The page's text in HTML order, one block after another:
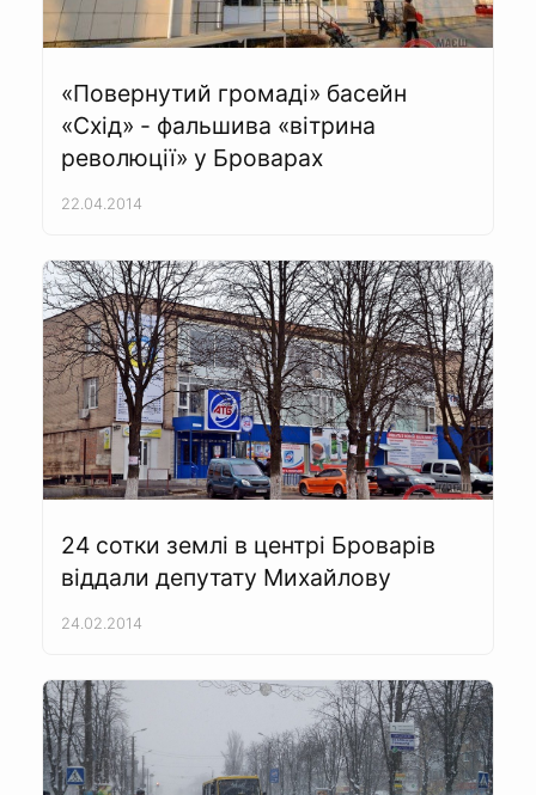
«Повернутий громаді» басейн
«Схід» - фальшива «вітрина
революції» у Броварах
22.04.2014
24 сотки землі в центрі Броварів
віддали депутату Михайлову
24.02.2014